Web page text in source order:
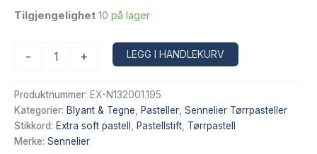
Tilgjengelighet 10 på lager
-
Pastell
–
Warm
Brown
195
+ LEGG I HANDLEKURV
Produktnummer: EX-N132001.195
Kategorier: Blyant & Tegne Pasteller Sennelier Tørrpasteller
Stikkord: Extra soft pastell Pastellstift Tørrpastell
Merke: Sennelier